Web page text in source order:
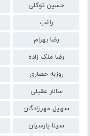
حسین توکلی
راغب
رضا بهرام
رضا ملک زاده
روزبه حصاری
سالار عقیلی
سهیل مهرزادگان
سینا پارسیان